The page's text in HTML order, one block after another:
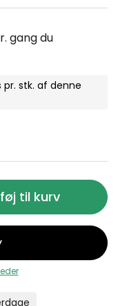
gang du
pr. stk. af denne
til kurv